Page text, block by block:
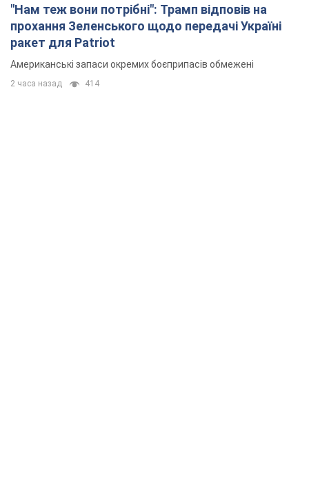
"Нам теж вони потрібні": Трамп відповів на
прохання Зеленського щодо передачі Україні
ракет для Patriot
Американські запаси окремих боєприпасів обмежені
2 часа назад 414